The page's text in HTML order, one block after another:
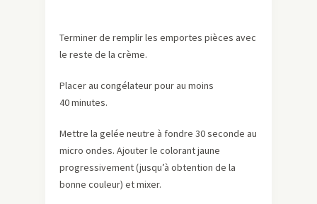
Terminer de remplir les emportes pièces avec
le reste de la crème.
Placer au congélateur pour au moins
40 minutes.
Mettre la gelée neutre à fondre 30 seconde au
micro ondes. Ajouter le colorant jaune
progressivement (jusqu’à obtention de la
bonne couleur) et mixer.